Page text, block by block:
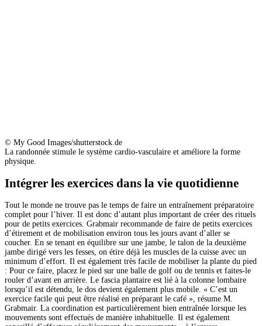
© My Good Images/shutterstock.de
La randonnée stimule le système cardio-vasculaire et améliore la forme
physique.
Intégrer les exercices dans la vie quotidienne
Tout le monde ne trouve pas le temps de faire un entraînement préparatoire
complet pour l’hiver. Il est donc d’autant plus important de créer des rituels
pour de petits exercices. Grabmair recommande de faire de petits exercices
d’étirement et de mobilisation environ tous les jours avant d’aller se
coucher. En se tenant en équilibre sur une jambe, le talon de la deuxième
jambe dirigé vers les fesses, on étire déjà les muscles de la cuisse avec un
minimum d’effort. Il est également très facile de mobiliser la plante du pied
: Pour ce faire, placez le pied sur une balle de golf ou de tennis et faites-le
rouler d’avant en arrière. Le fascia plantaire est lié à la colonne lombaire
lorsqu’il est détendu, le dos devient également plus mobile. « C’est un
exercice facile qui peut être réalisé en préparant le café », résume M.
Grabmair. La coordination est particulièrement bien entraînée lorsque les
mouvements sont effectués de manière inhabituelle. Il est également